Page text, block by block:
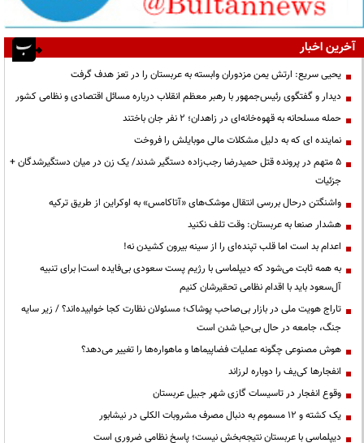
آخرین اخبار
یحیی سریع: ارتش یمن مزدوران وابسته به عربستان را در تعز هدف گرفت
دیدار و گفتگوی رئیس‌جمهور با رهبر معظم انقلاب درباره مسائل اقتصادی و نظامی کشور
حمله مسلحانه به قهوه‌خانه‌ای در زاهدان؛ ۲ نفر جان باختند
نماینده ای که به دلیل مشکلات مالی موبایلش را فروخت
۵ متهم در پرونده قتل حمیدرضا رجب‌زاده دستگیر شدند/ یک زن در میان دستگیرشدگان +
جزئیات
واشنگتن درحال بررسی انتقال موشک‌های «آتاکامس» به اوکراین از طریق ترکیه
هشدار صنعا به عربستان: وقت تلف نکنید
اعدام بد است اما قلب تپنده‌ای را از سینه بیرون کشیدن نه!
به همه ثابت می‌شود که دیپلماسی با رژیم پست سعودی بی‌فایده است| برای تنبیه
آل‌سعود باید با اقدام نظامی تحقیرشان کنیم
تاراج هویت ملی در بازار بی‌صاحب پوشاک؛ مسئولان نظارت کجا خوابیده‌اند؟ / زیر سایه
جنگ، جامعه در حال بی‌حیا شدن است
هوش مصنوعی چگونه عملیات فضاپیماها و ماهواره‌ها را تغییر می‌دهد؟
انفجارها کی‌یف را دوباره لرزاند
وقوع انفجار در تاسیسات گازی شهر جبیل عربستان
یک کشته و ۱۲ مسموم به دنبال مصرف مشروبات الکلی در نیشابور
دیپلماسی با عربستان نتیجه‌بخش نیست؛ پاسخ نظامی ضروری است